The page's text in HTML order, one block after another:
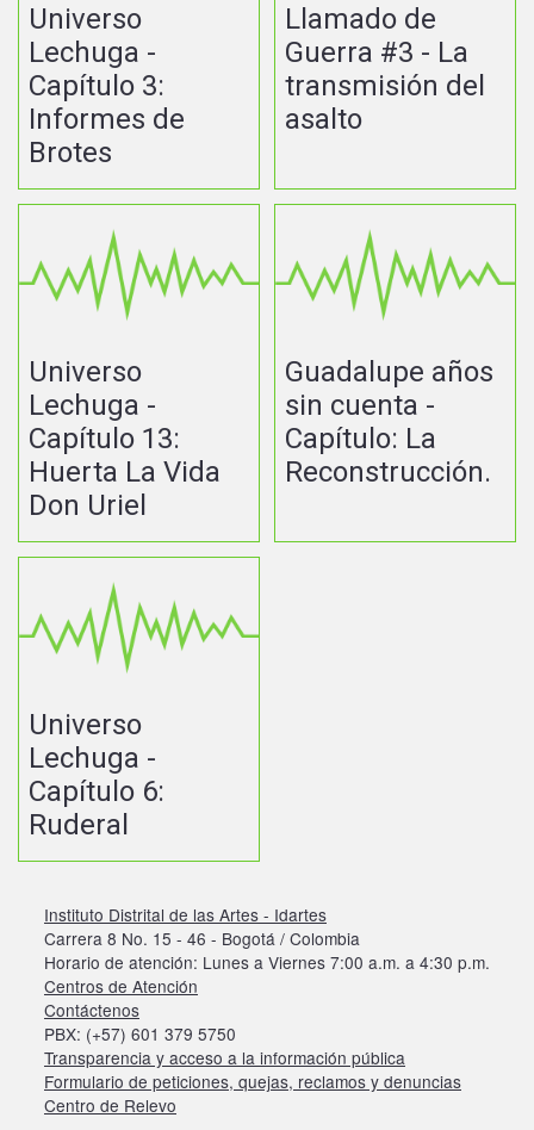
Universo
Lechuga -
Capítulo 3:
Informes de
Brotes
Llamado de
Guerra #3 - La
transmisión del
asalto
Universo
Lechuga -
Capítulo 13:
Huerta La Vida
Don Uriel
Guadalupe años
sin cuenta -
Capítulo: La
Reconstrucción.
Universo
Lechuga -
Capítulo 6:
Ruderal
Instituto Distrital de las Artes - Idartes
Carrera 8 No. 15 - 46 - Bogotá / Colombia
Horario de atención: Lunes a Viernes 7:00 a.m. a 4:30 p.m.
Centros de Atención
Contáctenos
PBX: (+57) 601 379 5750
Transparencia y acceso a la información pública
Formulario de peticiones, quejas, reclamos y denuncias
Centro de Relevo